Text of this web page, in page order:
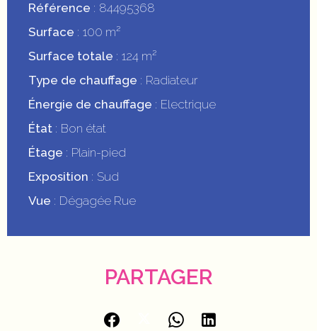
Référence
84495368
Surface
100 m²
Surface totale
124 m²
Type de chauffage
Radiateur
Énergie de chauffage
Electrique
État
Bon état
Étage
Plain-pied
Exposition
Sud
Vue
Dégagée Rue
PARTAGER